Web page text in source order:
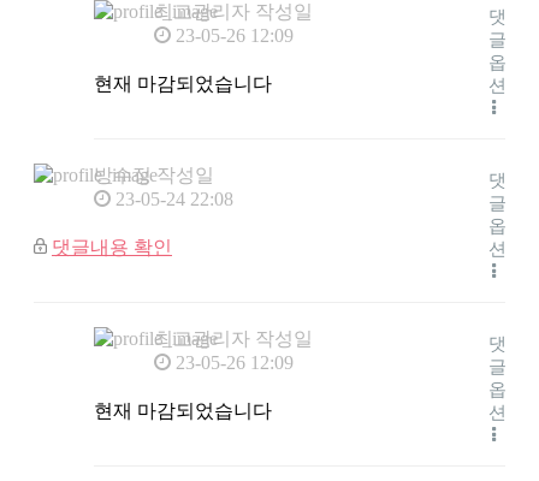
최고관리자 작성일
23-05-26 12:09
현재 마감되었습니다
댓
글
옵
션
방수정 작성일
23-05-24 22:08
댓글내용 확인
댓
글
옵
션
최고관리자 작성일
23-05-26 12:09
현재 마감되었습니다
댓
글
옵
션